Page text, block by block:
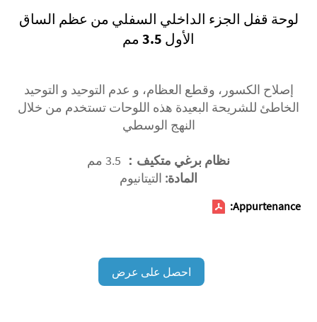
لوحة قفل الجزء الداخلي السفلي من عظم الساق
الأول 3.5 مم
إصلاح الكسور، وقطع العظام، و عدم التوحيد و التوحيد
الخاطئ للشريحة البعيدة هذه اللوحات تستخدم من خلال
النهج الوسطي
نظام برغي متكيف： 3.5 مم
المادة: التيتانيوم
Appurtenance:
احصل على عرض